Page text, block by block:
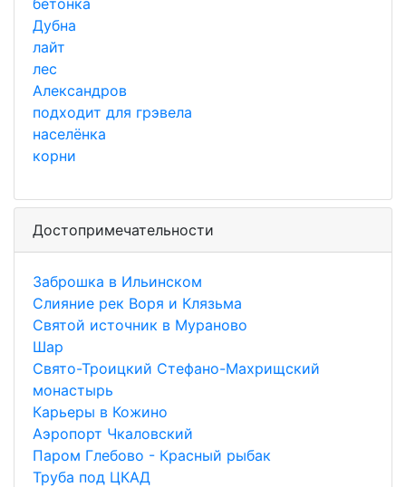
бетонка
Дубна
лайт
лес
Александров
подходит для грэвела
населёнка
корни
Достопримечательности
Заброшка в Ильинском
Слияние рек Воря и Клязьма
Святой источник в Мураново
Шар
Свято-Троицкий Стефано-Махрищский
монастырь
Карьеры в Кожино
Аэропорт Чкаловский
Паром Глебово - Красный рыбак
Труба под ЦКАД